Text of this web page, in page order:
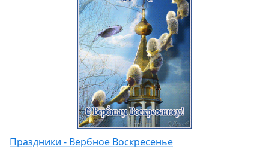
Праздники - Вербное Воскресенье